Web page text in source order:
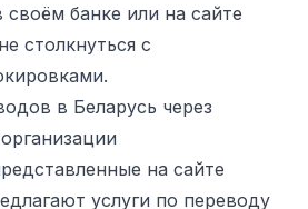
своём банке или на сайте
столкнуться с
в Беларусь через
на сайте
услуги по переводу